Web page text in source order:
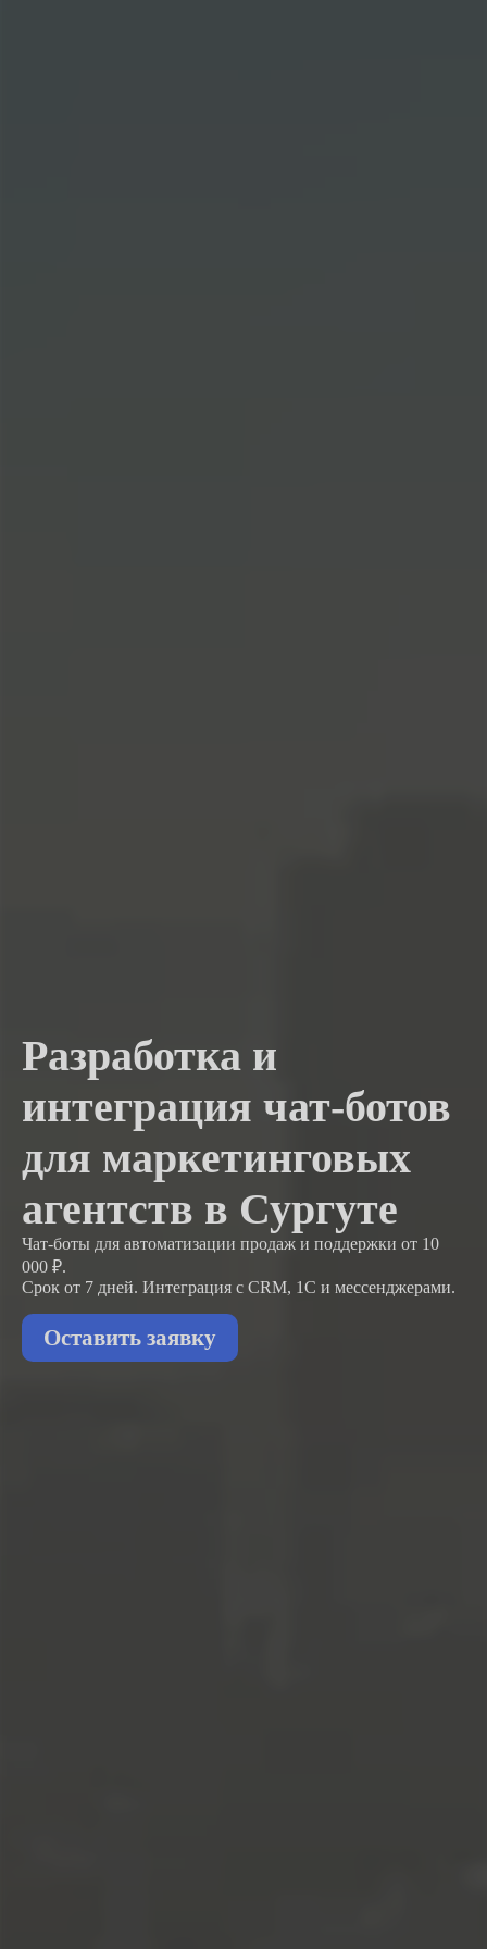
Разработка и
интеграция чат-ботов
для маркетинговых
агентств в Сургуте
Чат-боты для автоматизации продаж и поддержки от 10
000 ₽.
Срок от 7 дней. Интеграция с CRM, 1С и мессенджерами.
Оставить заявку